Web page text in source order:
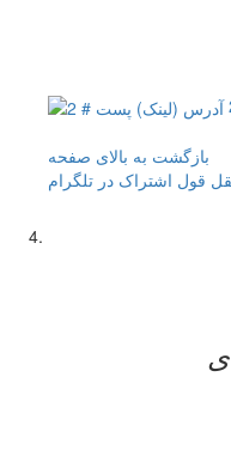
بازگشت به بالای صفحه
قول اشتراک در تلگرام